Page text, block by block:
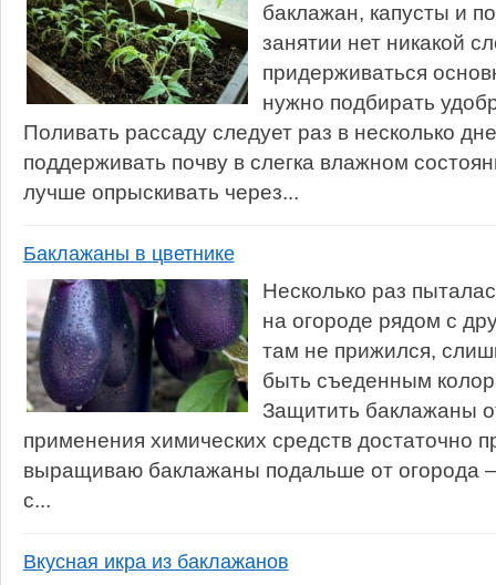
баклажан, капусты и
занятии нет никакой
придерживаться
нужно подбирать
Поливать рассаду следует раз в несколько
поддерживать почву в слегка влажном
лучше опрыскивать через...
Баклажаны в цветнике
Несколько раз
на огороде рядом с
там не прижился,
быть съеденным
Защитить баклажаны
применения химических средств достаточно
выращиваю баклажаны подальше от огорода
с...
Вкусная икра из баклажанов